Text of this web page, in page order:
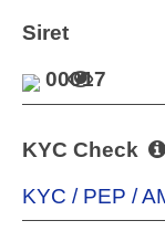
Siret
00017
KYC Check
KYC / PEP /